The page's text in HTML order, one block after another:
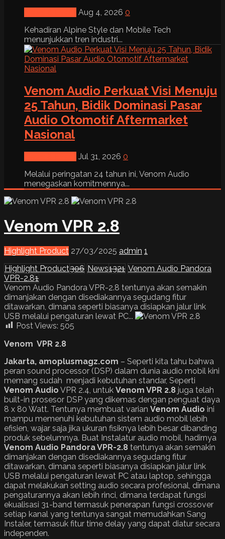
Aug 4, 2026 0
Kehadiran Alpine Style dan Mobile Tech
menunjukkan tren industri...
Venom Audio Perkuat Visi Menuju
25 Tahun, Bidik Dominasi Pasar
Audio Otomotif Aftermarket
Nasional
Jul 31, 2026 0
Melalui peringatan 24 tahun ini, Venom Audio
menegaskan komitmennya...
Venom VPR 2.8
Highlight Product 27/03/2025 admin 1
Highlight Product306 News1321 Venom Audio Pandora
VPR-2.81
Venom Audio Pandora VPR-2.8 tentunya akan semakin
dimanjakan dengan disediakannya segudang fitur
ditawarkan, dimana seperti biasanya disiapkan jalur link
USB melalui pengaturan lewat PC...
Post Views: 505
Venom VPR 2.8
Jakarta, amoplusmagz.com – Seperti kita tahu bahwa
peran sound processor (DSP) dalam dunia audio mobil kini
memang sudah menjadi kebutuhan standar, Seperti
Venom Audio VPR 2.4, untuk Venom VPR 2.8 juga telah
built-in prosesor DSP yang dikemas dengan penguat daya
8 x 80 Watt. Tentunya membuat varian Venom Audio ini
mampu memenuhi kebutuhan sistem audio mobil lebih
efisien, wajar saja jika ukuran fisiknya lebih besar dibanding
produk sebelumnya. Buat Instalatur audio mobil, hadirnya
Venom Audio Pandora VPR-2.8 tentunya akan semakin
dimanjakan dengan disediakannya segudang fitur
ditawarkan, dimana seperti biasanya disiapkan jalur link
USB melalui pengaturan lewat PC atau laptop, sehingga
dapat melakukan setting audio secara profesional, dimana
pengaturannya akan lebih rinci, dimana terdapat fungsi
ekualisasi 31-band termasuk penerapan fungsi crossover
setiap kanal yang tentunya sangat memudahkan Sang
Instaler, termasuk fitur time delay yang dapat diatur secara
independen.